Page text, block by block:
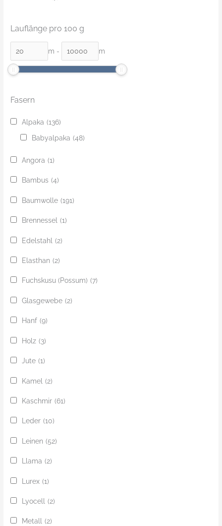
Lauflänge pro 100 g
m - m
Fasern
Alpaka (136)
Babyalpaka (48)
Angora (1)
Bambus (4)
Baumwolle (191)
Brennessel (1)
Edelstahl (2)
Elasthan (2)
Fuchskusu (Possum) (7)
Glasgewebe (2)
Hanf (9)
Holz (3)
Jute (1)
Kamel (2)
Kaschmir (61)
Leder (10)
Leinen (52)
Llama (2)
Lurex (1)
Lyocell (2)
Metall (2)